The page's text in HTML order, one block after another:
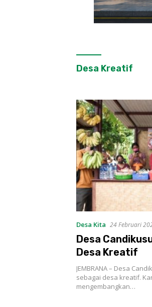
Desa Kreatif
Desa Kita 24 Februari
Desa
Desa Kreatif
JEMBRANA – Desa
sebagai desa kreatif.
mengembangkan…